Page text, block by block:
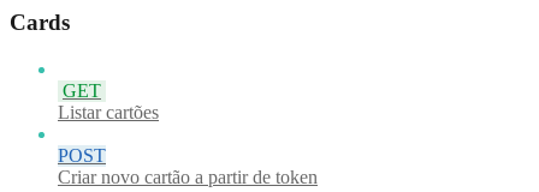
Cards
GET
Listar cartões
POST
Criar novo cartão a partir de token